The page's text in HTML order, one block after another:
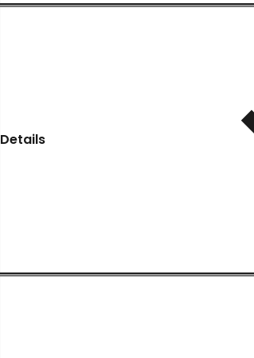
Details